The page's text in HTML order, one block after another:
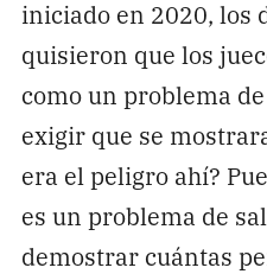
iniciado en 2020, los
quisieron que los
como un problema
exigir que se
era el peligro ahí?
es un problema de
demostrar cuántas